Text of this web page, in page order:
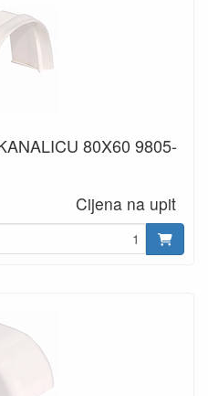
80X60 9805-
Cijena na upit